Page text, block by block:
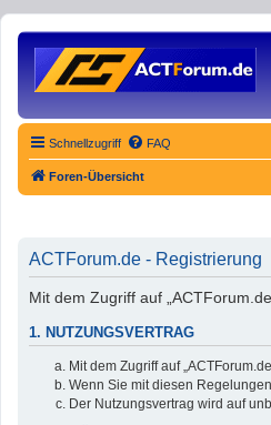
Schnellzugriff FAQ
Foren-Übersicht
ACTForum.de - Registrierung
Mit dem Zugriff auf
1. NUTZUNGSVERTRAG
Mit dem Zugriff auf
Wenn Sie mit diesen
Der Nutzungsvertrag wird auf